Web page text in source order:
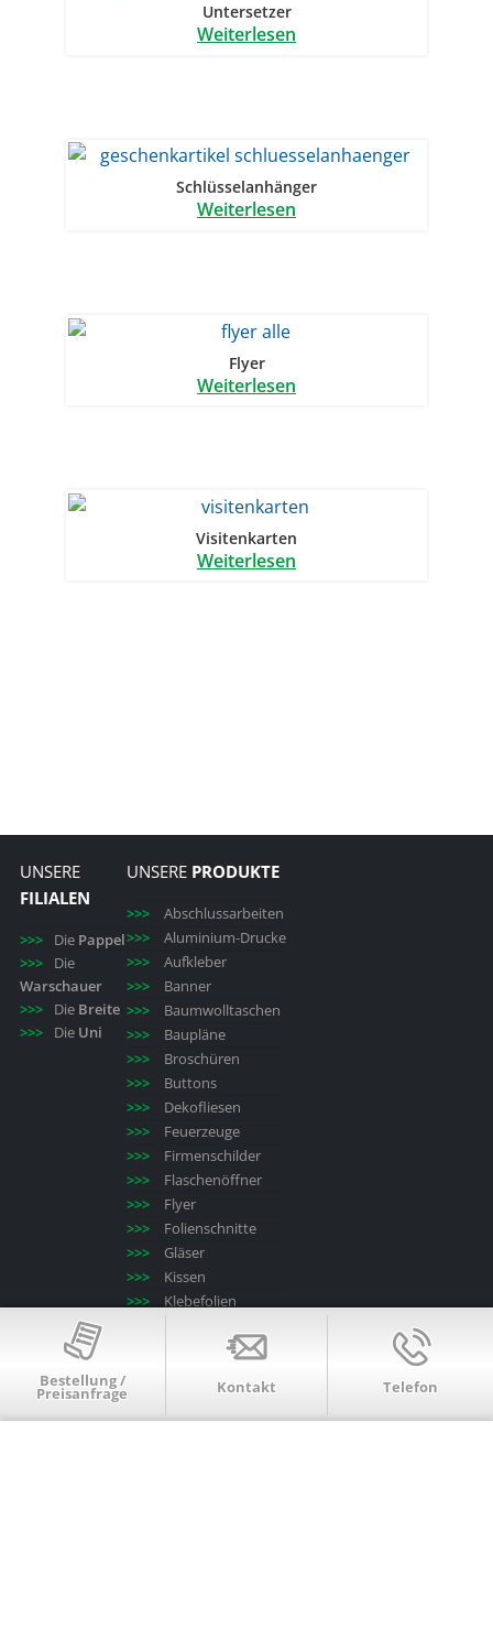
Untersetzer
Weiterlesen
Schlüsselanhänger
Weiterlesen
Flyer
Weiterlesen
Visitenkarten
Weiterlesen
UNSERE
FILIALEN
Die Pappel
Die
Warschauer
Die Breite
Die Uni
UNSERE PRODUKTE
Abschlussarbeiten
Aluminium-Drucke
Aufkleber
Banner
Baumwolltaschen
Baupläne
Broschüren
Buttons
Dekofliesen
Feuerzeuge
Firmenschilder
Flaschenöffner
Flyer
Folienschnitte
Gläser
Kissen
Klebefolien
Kopieren/drucken
Laminieren
Leinwände
Bestellung /
Preisanfrage Kontakt Telefon